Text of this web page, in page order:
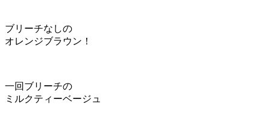
ブリーチなしの
オレンジブラウン！
一回ブリーチの
ミルクティーベージュ